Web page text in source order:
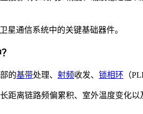
星通信系统中的关键基础器件。
的基带处理、 射频收发、 锁相环 （
距离链路频偏累积、室外温度变化以